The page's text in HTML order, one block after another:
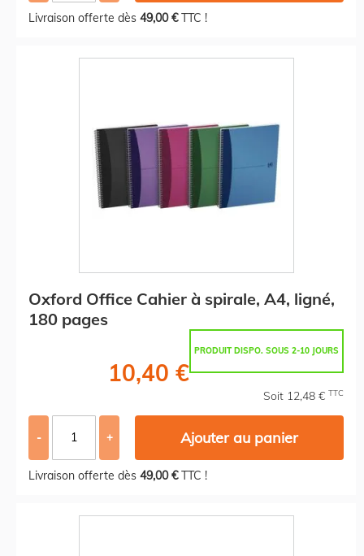
Livraison offerte dès 49,00 €TTC !
Oxford Office Cahier à spirale, A4, ligné,
180 pages
PRODUIT DISPO. SOUS 2-10 JOURS
10,40 €
Soit 12,48 € TTC
- + Ajouter au panier
Livraison offerte dès 49,00 €TTC !